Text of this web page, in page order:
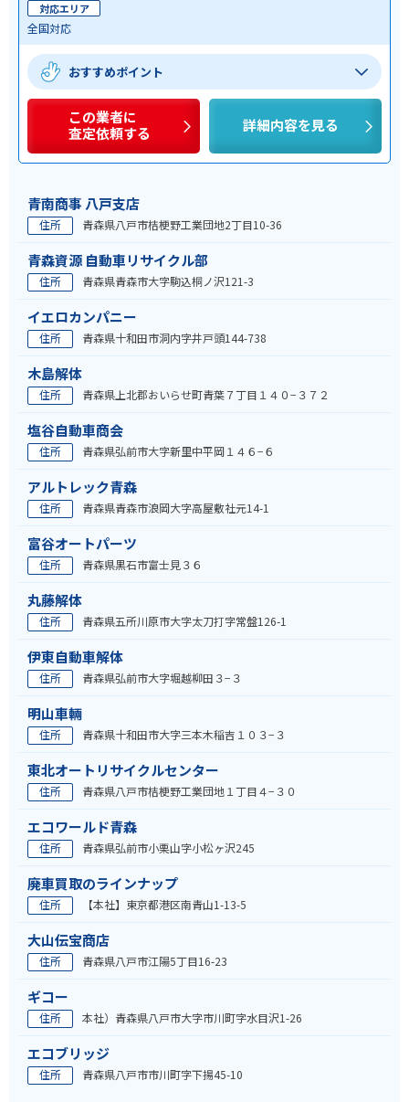
対応エリア
全国対応
おすすめポイント
この業者に
査定依頼する
詳細内容を見る
青南商事 八戸支店
住所 青森県八戸市桔梗野工業団地2丁目10-36
青森資源 自動車リサイクル部
住所 青森県青森市大字駒込桐ノ沢121-3
イエロカンパニー
住所 青森県十和田市洞内字井戸頭144-738
木島解体
住所 青森県上北郡おいらせ町青葉７丁目１４０−３７２
塩谷自動車商会
住所 青森県弘前市大字新里中平岡１４６−６
アルトレック青森
住所 青森県青森市浪岡大字高屋敷社元14-1
富谷オートパーツ
住所 青森県黒石市富士見３６
丸藤解体
住所 青森県五所川原市大字太刀打字常盤126-1
伊東自動車解体
住所 青森県弘前市大字堀越柳田３−３
明山車輛
住所 青森県十和田市大字三本木稲吉１０３−３
東北オートリサイクルセンター
住所 青森県八戸市桔梗野工業団地１丁目４−３０
エコワールド青森
住所 青森県弘前市小栗山字小松ヶ沢245
廃車買取のラインナップ
住所 【本社】東京都港区南青山1-13-5
大山伝宝商店
住所 青森県八戸市江陽5丁目16-23
ギコー
住所 本社）青森県八戸市大字市川町字水目沢1-26
エコブリッジ
住所 青森県八戸市市川町字下揚45-10